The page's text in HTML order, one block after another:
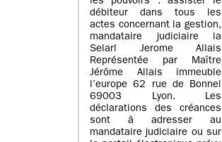
débiteur dans tous les
actes concernant la gestion,
mandataire judiciaire la
Selarl Jerome Allais
Représentée par Maître
Jérôme Allais immeuble
l’europe 62 rue de Bonnel
69003 Lyon. Les
déclarations des créances
sont à adresser au
mandataire judiciaire ou sur